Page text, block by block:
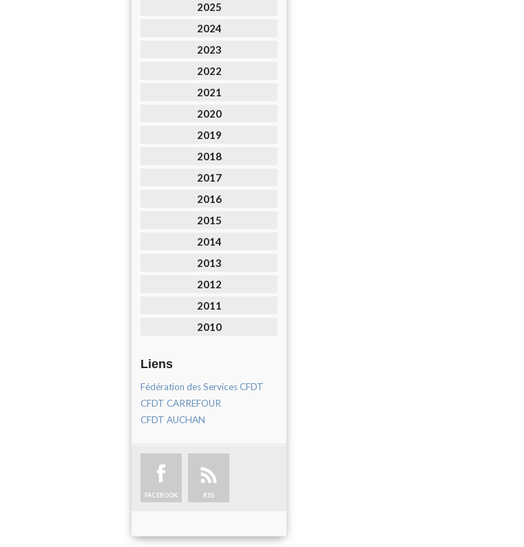
2025
2024
2023
2022
2021
2020
2019
2018
2017
2016
2015
2014
2013
2012
2011
2010
Liens
Fédération des Services CFDT
CFDT CARREFOUR
CFDT AUCHAN
FACEBOOK RSS